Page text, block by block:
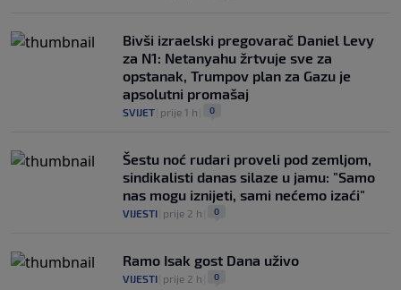
Bivši izraelski pregovarač Daniel Levy
za N1: Netanyahu žrtvuje sve za
opstanak, Trumpov plan za Gazu je
apsolutni promašaj
SVIJET prije 1 h 0
Šestu noć rudari proveli pod zemljom,
sindikalisti danas silaze u jamu: "Samo
nas mogu iznijeti, sami nećemo izaći"
VIJESTI prije 2 h 0
Ramo Isak gost Dana uživo
VIJESTI prije 2 h 0